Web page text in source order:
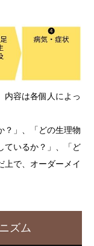
内容は各個人によっ
？」、「どの生理物
ているか？」、「ど
上で、オーダーメイ
ズム